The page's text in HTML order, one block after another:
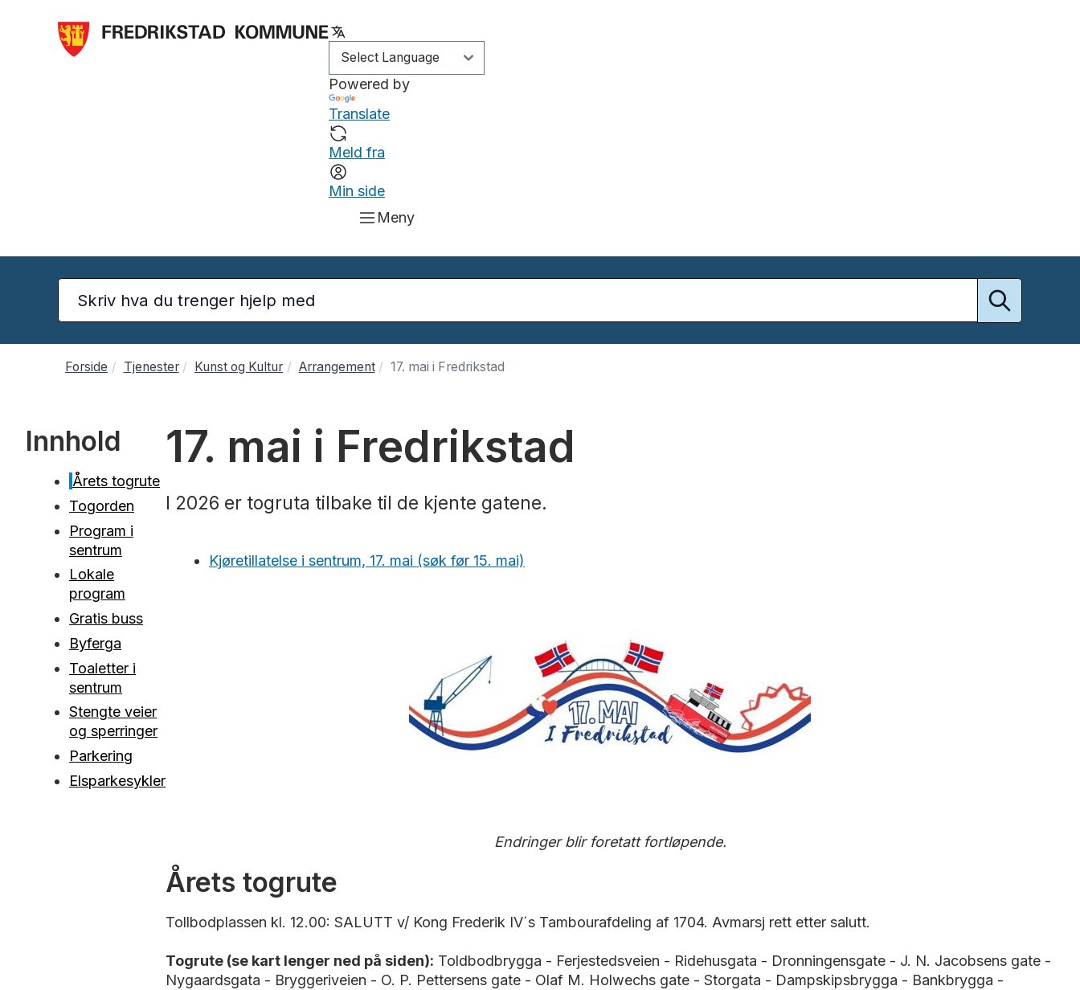
Powered by
Translate
Meld fra
Min side
Meny
Forside Tjenester Kunst og Kultur Arrangement 17. mai i Fredrikstad
Innhold
Årets togrute
Togorden
Program i
sentrum
Lokale
program
Gratis buss
Byferga
Toaletter i
sentrum
Stengte veier
og sperringer
Parkering
Elsparkesykler
17. mai i Fredrikstad
I 2026 er togruta tilbake til de kjente gatene.
Kjøretillatelse i sentrum, 17. mai (søk før 15. mai)
Endringer blir foretatt fortløpende.
Årets togrute
Tollbodplassen kl. 12.00: SALUTT v/ Kong Frederik IV´s Tambourafdeling af 1704. Avmarsj rett etter salutt.
Togrute (se kart lenger ned på siden): Toldbodbrygga - Ferjestedsveien - Ridehusgata - Dronningensgate - J. N. Jacobsens gate -
Nygaardsgata - Bryggeriveien - O. P. Pettersens gate - Olaf M. Holwechs gate - Storgata - Dampskipsbrygga - Bankbrygga -